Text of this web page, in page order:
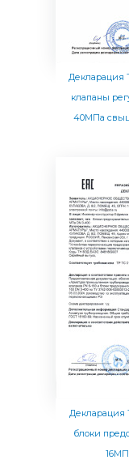
Декларация
клапаны
40МПа
Декларация
блоки